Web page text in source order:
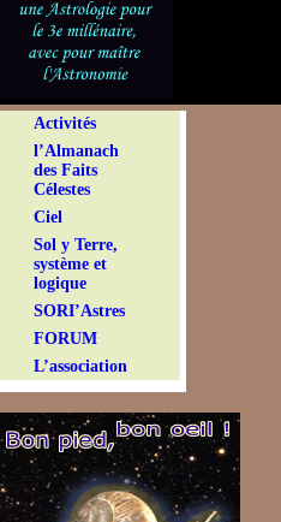
Activités
l’Almanach
des Faits
Célestes
Ciel
Sol y Terre,
système et
logique
SORI’Astres
FORUM
L’association